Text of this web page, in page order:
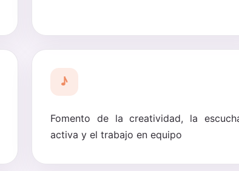
♪
Fomento de la creatividad, la
activa y el trabajo en equipo